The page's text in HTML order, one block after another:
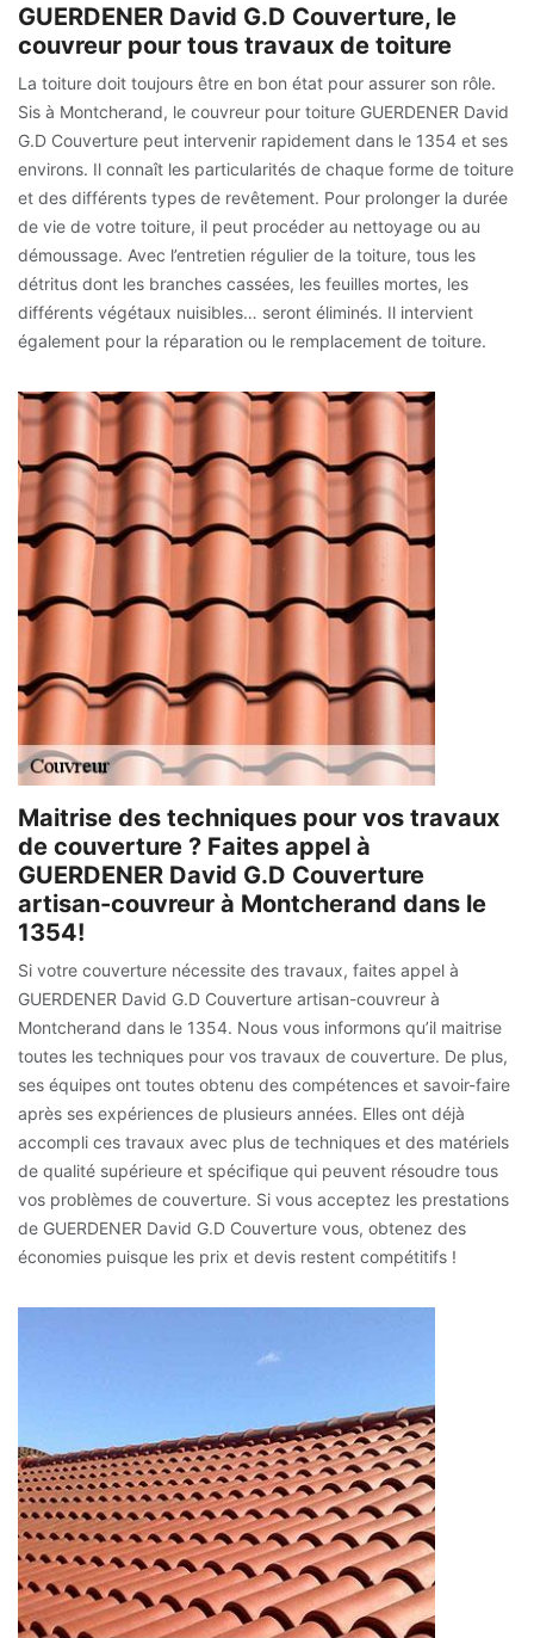
GUERDENER David G.D Couverture, le
couvreur pour tous travaux de toiture
La toiture doit toujours être en bon état pour assurer son rôle.
Sis à Montcherand, le couvreur pour toiture GUERDENER David
G.D Couverture peut intervenir rapidement dans le 1354 et ses
environs. Il connaît les particularités de chaque forme de toiture
et des différents types de revêtement. Pour prolonger la durée
de vie de votre toiture, il peut procéder au nettoyage ou au
démoussage. Avec l’entretien régulier de la toiture, tous les
détritus dont les branches cassées, les feuilles mortes, les
différents végétaux nuisibles… seront éliminés. Il intervient
également pour la réparation ou le remplacement de toiture.
Maitrise des techniques pour vos travaux
de couverture ? Faites appel à
GUERDENER David G.D Couverture
artisan-couvreur à Montcherand dans le
1354!
Si votre couverture nécessite des travaux, faites appel à
GUERDENER David G.D Couverture artisan-couvreur à
Montcherand dans le 1354. Nous vous informons qu’il maitrise
toutes les techniques pour vos travaux de couverture. De plus,
ses équipes ont toutes obtenu des compétences et savoir-faire
après ses expériences de plusieurs années. Elles ont déjà
accompli ces travaux avec plus de techniques et des matériels
de qualité supérieure et spécifique qui peuvent résoudre tous
vos problèmes de couverture. Si vous acceptez les prestations
de GUERDENER David G.D Couverture vous, obtenez des
économies puisque les prix et devis restent compétitifs !